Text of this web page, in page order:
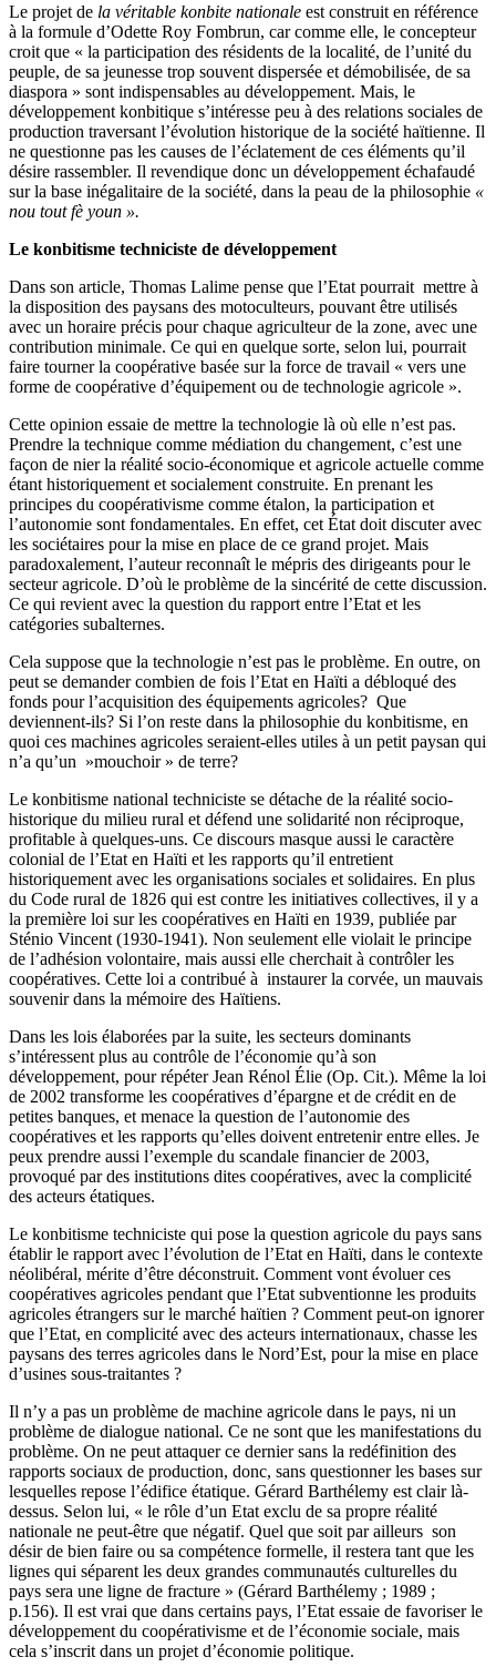
Le projet de la véritable konbite nationale est construit en référence
à la formule d’Odette Roy Fombrun, car comme elle, le concepteur
croit que « la participation des résidents de la localité, de l’unité du
peuple, de sa jeunesse trop souvent dispersée et démobilisée, de sa
diaspora » sont indispensables au développement. Mais, le
développement konbitique s’intéresse peu à des relations sociales de
production traversant l’évolution historique de la société haïtienne. Il
ne questionne pas les causes de l’éclatement de ces éléments qu’il
désire rassembler. Il revendique donc un développement échafaudé
sur la base inégalitaire de la société, dans la peau de la philosophie «
nou tout fè youn ».
Le konbitisme techniciste de développement
Dans son article, Thomas Lalime pense que l’Etat pourrait mettre à
la disposition des paysans des motoculteurs, pouvant être utilisés
avec un horaire précis pour chaque agriculteur de la zone, avec une
contribution minimale. Ce qui en quelque sorte, selon lui, pourrait
faire tourner la coopérative basée sur la force de travail « vers une
forme de coopérative d’équipement ou de technologie agricole ».
Cette opinion essaie de mettre la technologie là où elle n’est pas.
Prendre la technique comme médiation du changement, c’est une
façon de nier la réalité socio-économique et agricole actuelle comme
étant historiquement et socialement construite. En prenant les
principes du coopérativisme comme étalon, la participation et
l’autonomie sont fondamentales. En effet, cet État doit discuter avec
les sociétaires pour la mise en place de ce grand projet. Mais
paradoxalement, l’auteur reconnaît le mépris des dirigeants pour le
secteur agricole. D’où le problème de la sincérité de cette discussion.
Ce qui revient avec la question du rapport entre l’Etat et les
catégories subalternes.
Cela suppose que la technologie n’est pas le problème. En outre, on
peut se demander combien de fois l’Etat en Haïti a débloqué des
fonds pour l’acquisition des équipements agricoles? Que
deviennent-ils? Si l’on reste dans la philosophie du konbitisme, en
quoi ces machines agricoles seraient-elles utiles à un petit paysan qui
n’a qu’un »mouchoir » de terre?
Le konbitisme national techniciste se détache de la réalité socio-
historique du milieu rural et défend une solidarité non réciproque,
profitable à quelques-uns. Ce discours masque aussi le caractère
colonial de l’Etat en Haïti et les rapports qu’il entretient
historiquement avec les organisations sociales et solidaires. En plus
du Code rural de 1826 qui est contre les initiatives collectives, il y a
la première loi sur les coopératives en Haïti en 1939, publiée par
Sténio Vincent (1930-1941). Non seulement elle violait le principe
de l’adhésion volontaire, mais aussi elle cherchait à contrôler les
coopératives. Cette loi a contribué à instaurer la corvée, un mauvais
souvenir dans la mémoire des Haïtiens.
Dans les lois élaborées par la suite, les secteurs dominants
s’intéressent plus au contrôle de l’économie qu’à son
développement, pour répéter Jean Rénol Élie (Op. Cit.). Même la loi
de 2002 transforme les coopératives d’épargne et de crédit en de
petites banques, et menace la question de l’autonomie des
coopératives et les rapports qu’elles doivent entretenir entre elles. Je
peux prendre aussi l’exemple du scandale financier de 2003,
provoqué par des institutions dites coopératives, avec la complicité
des acteurs étatiques.
Le konbitisme techniciste qui pose la question agricole du pays sans
établir le rapport avec l’évolution de l’Etat en Haïti, dans le contexte
néolibéral, mérite d’être déconstruit. Comment vont évoluer ces
coopératives agricoles pendant que l’Etat subventionne les produits
agricoles étrangers sur le marché haïtien ? Comment peut-on ignorer
que l’Etat, en complicité avec des acteurs internationaux, chasse les
paysans des terres agricoles dans le Nord’Est, pour la mise en place
d’usines sous-traitantes ?
Il n’y a pas un problème de machine agricole dans le pays, ni un
problème de dialogue national. Ce ne sont que les manifestations du
problème. On ne peut attaquer ce dernier sans la redéfinition des
rapports sociaux de production, donc, sans questionner les bases sur
lesquelles repose l’édifice étatique. Gérard Barthélemy est clair là-
dessus. Selon lui, « le rôle d’un Etat exclu de sa propre réalité
nationale ne peut-être que négatif. Quel que soit par ailleurs son
désir de bien faire ou sa compétence formelle, il restera tant que les
lignes qui séparent les deux grandes communautés culturelles du
pays sera une ligne de fracture » (Gérard Barthélemy ; 1989 ;
p.156). Il est vrai que dans certains pays, l’Etat essaie de favoriser le
développement du coopérativisme et de l’économie sociale, mais
cela s’inscrit dans un projet d’économie politique.